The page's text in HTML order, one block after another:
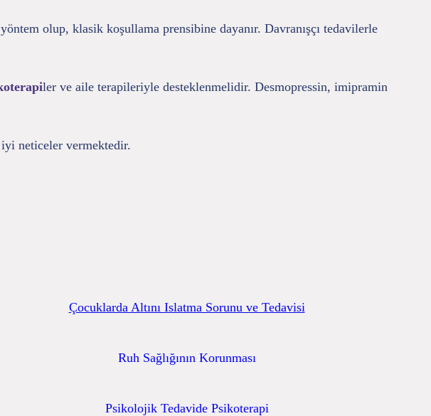
olup, klasik koşullama prensibine dayanır. Davranışçı tedavilerle
ler ve aile terapileriyle desteklenmelidir. Desmopressin, imipramin
neticeler vermektedir.
Çocuklarda Altını Islatma Sorunu ve Tedavisi
Ruh Sağlığının Korunması
Psikolojik Tedavide Psikoterapi